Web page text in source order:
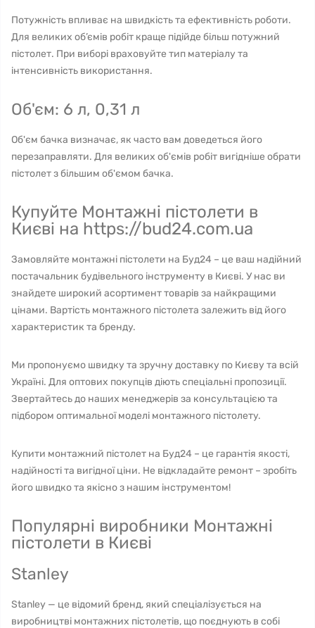
Потужність впливає на швидкість та ефективність роботи.
Для великих об’ємів робіт краще підійде більш потужний
пістолет. При виборі враховуйте тип матеріалу та
інтенсивність використання.
Об'єм: 6 л, 0,31 л
Об'єм бачка визначає, як часто вам доведеться його
перезаправляти. Для великих об'ємів робіт вигідніше обрати
пістолет з більшим об'ємом бачка.
Купуйте Монтажні пістолети в
Києві на https://bud24.com.ua
Замовляйте монтажні пістолети на Буд24 – це ваш надійний
постачальник будівельного інструменту в Києві. У нас ви
знайдете широкий асортимент товарів за найкращими
цінами. Вартість монтажного пістолета залежить від його
характеристик та бренду.
Ми пропонуємо швидку та зручну доставку по Києву та всій
Україні. Для оптових покупців діють спеціальні пропозиції.
Звертайтесь до наших менеджерів за консультацією та
підбором оптимальної моделі монтажного пістолету.
Купити монтажний пістолет на Буд24 – це гарантія якості,
надійності та вигідної ціни. Не відкладайте ремонт – зробіть
його швидко та якісно з нашим інструментом!
Популярні виробники Монтажні
пістолети в Києві
Stanley
Stanley — це відомий бренд, який спеціалізується на
виробництві монтажних пістолетів, що поєднують в собі